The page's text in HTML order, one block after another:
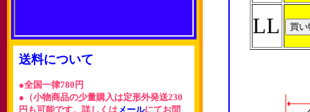
送料について
●全国一律780円
●（小物商品の少量購入は定形外発送230
円も可能です。詳しくはメールにてお問
LL